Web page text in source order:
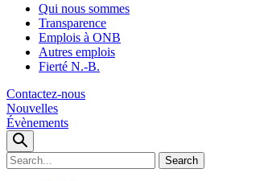
Qui nous sommes
Transparence
Emplois à ONB
Autres emplois
Fierté N.-B.
Contactez-nous
Nouvelles
Évènements